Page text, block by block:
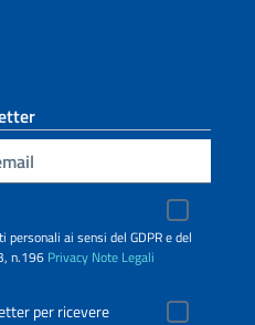
ai sensi del GDPR e del
n.196 Privacy Note Legali
per ricevere